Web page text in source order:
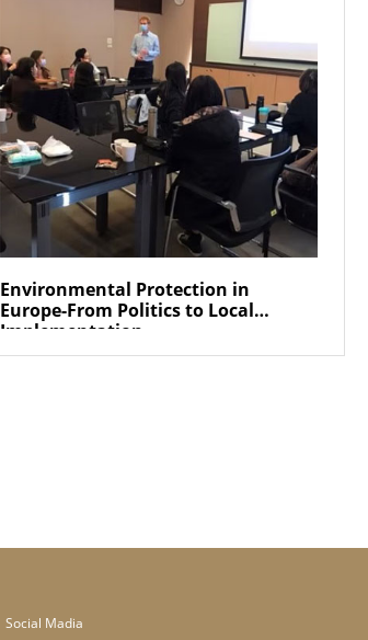
Environmental Protection in
Europe-From Politics to Local
Implementation
Social Madia